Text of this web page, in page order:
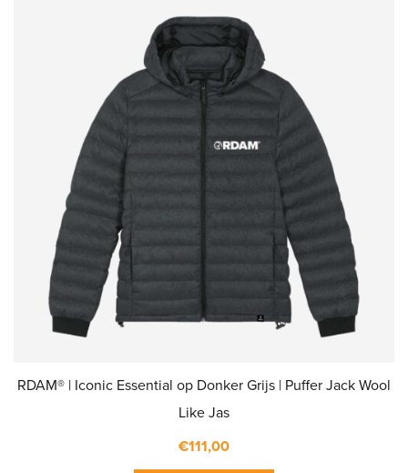
RDAM® | Iconic Essential op Donker Grijs | Puffer Jack Wool
Like Jas
€111,00